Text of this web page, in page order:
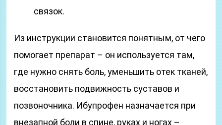
связок.
Из инструкции становится понятным, от чего
помогает препарат – он используется там,
где нужно снять боль, уменьшить отек тканей,
восстановить подвижность суставов и
позвоночника. Ибупрофен назначается при
внезапной боли в спине, руках и ногах –